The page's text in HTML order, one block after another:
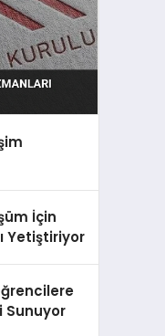
İçin
Yetiştiriyor
Sunuyor